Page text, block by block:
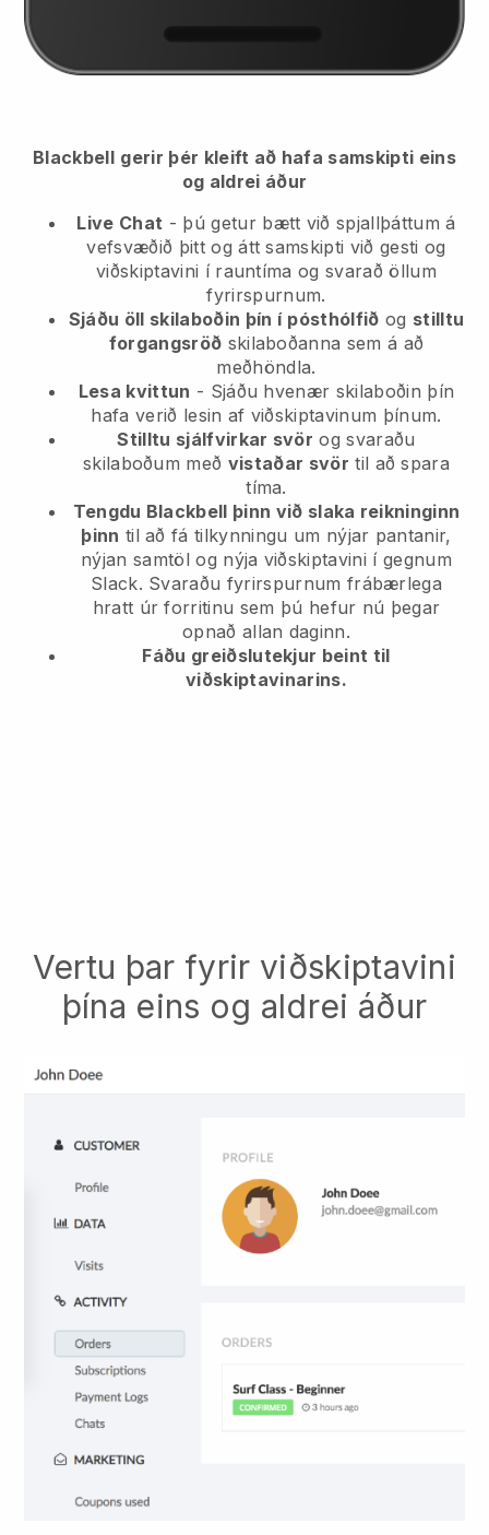
Blackbell gerir þér kleift að hafa samskipti eins
og aldrei áður
Live Chat - þú getur bætt við spjallþáttum á
vefsvæðið þitt og átt samskipti við gesti og
viðskiptavini í rauntíma og svarað öllum
fyrirspurnum.
Sjáðu öll skilaboðin þín í pósthólfið og stilltu
forgangsröð skilaboðanna sem á að
meðhöndla.
Lesa kvittun - Sjáðu hvenær skilaboðin þín
hafa verið lesin af viðskiptavinum þínum.
Stilltu sjálfvirkar svör og svaraðu
skilaboðum með vistaðar svör til að spara
tíma.
Tengdu Blackbell þinn við slaka reikninginn
þinn til að fá tilkynningu um nýjar pantanir,
nýjan samtöl og nýja viðskiptavini í gegnum
Slack. Svaraðu fyrirspurnum frábærlega
hratt úr forritinu sem þú hefur nú þegar
opnað allan daginn.
Fáðu greiðslutekjur beint til
viðskiptavinarins.
Vertu þar fyrir viðskiptavini
þína eins og aldrei áður